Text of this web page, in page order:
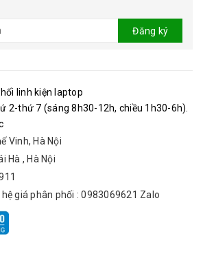
Đăng ký
linh kiện laptop
2-thứ 7 (sáng 8h30-12h, chiều 1h30-6h).
Vinh, Hà Nội
Hà , Hà Nội
giá phân phối : 0983069621 Zalo